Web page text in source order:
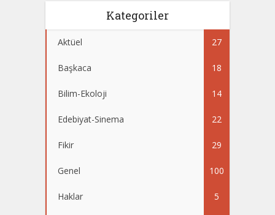
Kategoriler
Aktüel 27
Başkaca 18
Bilim-Ekoloji 14
Edebiyat-Sinema 22
Fikir 29
Genel 100
Haklar 5